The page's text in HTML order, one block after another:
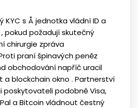
KYC s Å jednotka vládní ID a
pokud požadují skutečný
chirurgie zpráva
praní špinavých peněz
obchodování napříč uracil
blockchain okno . Partnerství
poskytovateli podobně Visa,
a Bitcoin vládnout čestný